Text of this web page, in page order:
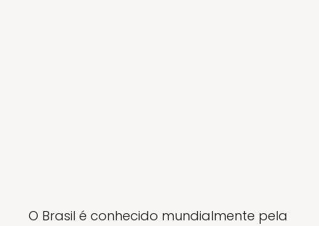
O Brasil é conhecido mundialmente pela